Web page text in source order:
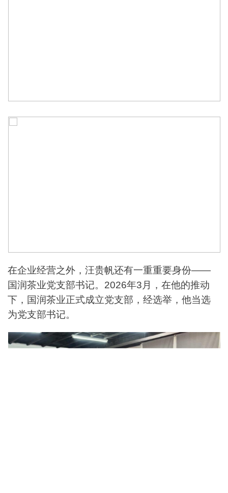
在企业经营之外，汪贵帆还有一重重要身份——
国润茶业党支部书记。2026年3月，在他的推动
下，国润茶业正式成立党支部，经选举，他当选
为党支部书记。